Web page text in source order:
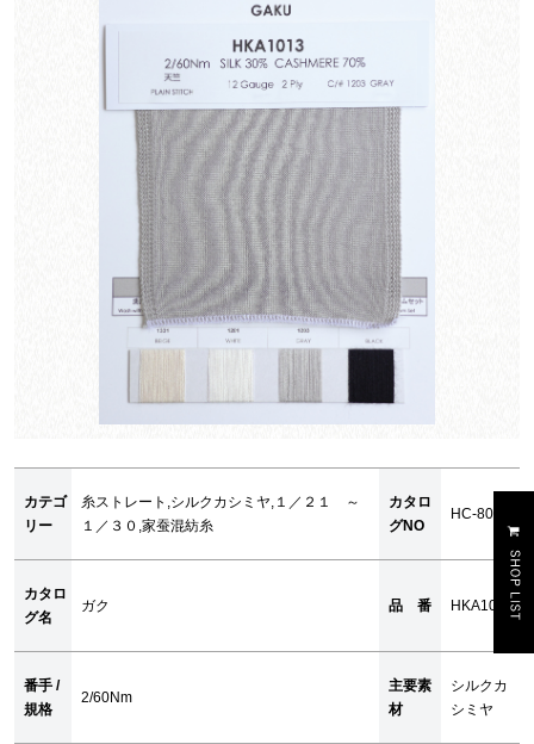
カテゴ
リー
糸ストレート,シルクカシミヤ,１／２１ ～
１／３０,家蚕混紡糸
カタロ
グNO
HC-80
カタロ
グ名
ガク 品 番 HKA1013
番手 /
規格
2/60Nm
主要素
材
シルクカ
シミヤ